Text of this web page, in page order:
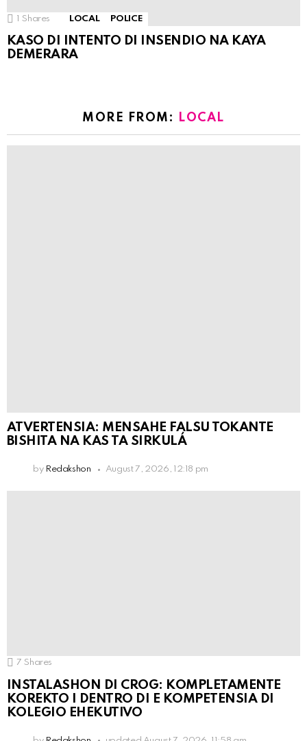
1 Shares LOCAL POLICE
KASO DI INTENTO DI INSENDIO NA KAYA
DEMERARA
MORE FROM: LOCAL
ATVERTENSIA: MENSAHE FALSU TOKANTE
BISHITA NA KAS TA SIRKULÁ
by Redakshon August 7, 2026, 12:18 pm
7 Shares
INSTALASHON DI CROG: KOMPLETAMENTE
KOREKTO I DENTRO DI E KOMPETENSIA DI
KOLEGIO EHEKUTIVO